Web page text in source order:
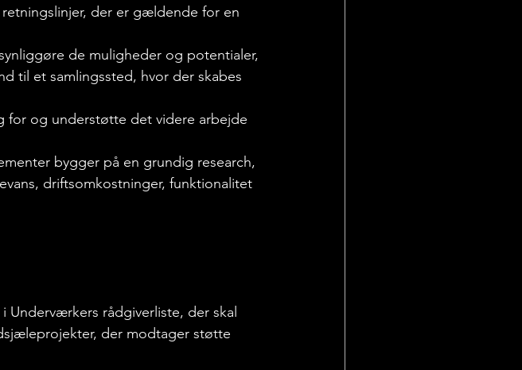
der er gældende for en
de muligheder og potentialer,
til et samlingssted, hvor der skabes
for og understøtte det videre arbejde
bygger på en grundig research,
driftsomkostninger, funktionalitet
rådgiverliste, der skal
der modtager støtte